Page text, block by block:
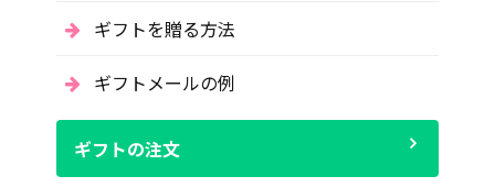
ギフトを贈る方法
ギフトメールの例
ギフトの注文